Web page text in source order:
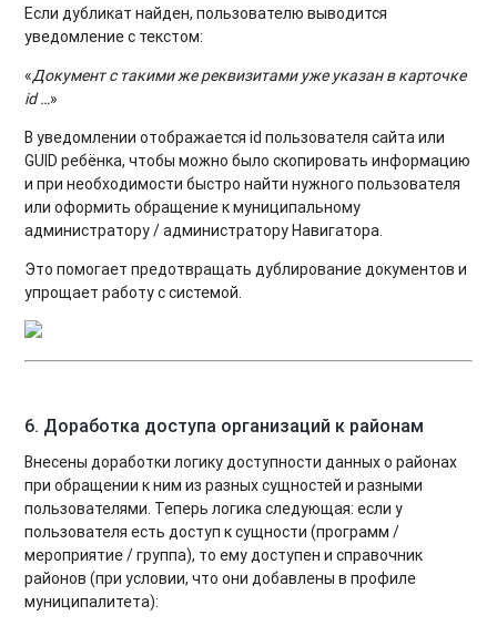
Если дубликат найден, пользователю выводится
уведомление с текстом:
«Документ с такими же реквизитами уже указан в карточке
id …»
В уведомлении отображается id пользователя сайта или
GUID ребёнка, чтобы можно было скопировать информацию
и при необходимости быстро найти нужного пользователя
или оформить обращение к муниципальному
администратору / администратору Навигатора.
Это помогает предотвращать дублирование документов и
упрощает работу с системой.
6. Доработка доступа организаций к районам
Внесены доработки логику доступности данных о районах
при обращении к ним из разных сущностей и разными
пользователями. Теперь логика следующая: если у
пользователя есть доступ к сущности (программ /
мероприятие / группа), то ему доступен и справочник
районов (при условии, что они добавлены в профиле
муниципалитета):